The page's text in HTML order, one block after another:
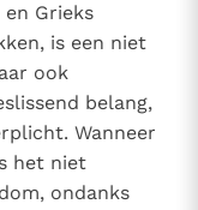
Grieks
is een niet
ook
belang,
Wanneer
het niet
ondanks